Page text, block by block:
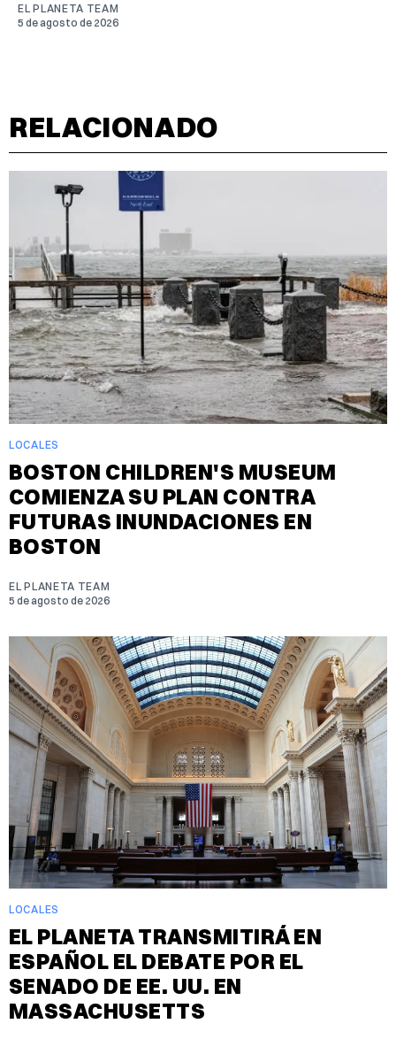
EL PLANETA TEAM
5 de agosto de 2026
RELACIONADO
LOCALES
BOSTON CHILDREN'S MUSEUM
COMIENZA SU PLAN CONTRA
FUTURAS INUNDACIONES EN
BOSTON
EL PLANETA TEAM
5 de agosto de 2026
LOCALES
EL PLANETA TRANSMITIRÁ EN
ESPAÑOL EL DEBATE POR EL
SENADO DE EE. UU. EN
MASSACHUSETTS